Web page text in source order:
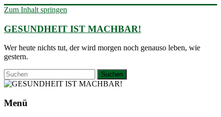
Zum Inhalt springen
GESUNDHEIT IST MACHBAR!
Wer heute nichts tut, der wird morgen noch genauso leben, wie
gestern.
Menü